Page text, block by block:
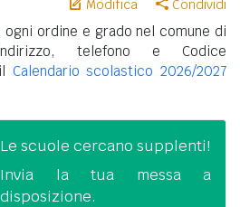
Modifica Condividi
ordine e grado nel comune di
telefono e Codice
Calendario scolastico 2026/2027
Le scuole cercano supplenti!
Invia la tua messa a
disposizione.